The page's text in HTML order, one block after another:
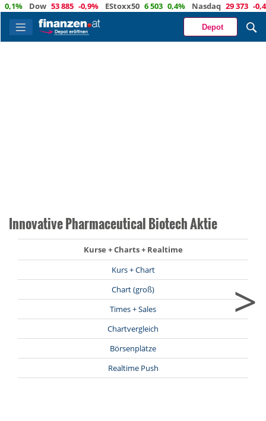
Dow 53 885 -0,9% EStoxx50 6 503 0,4% Nasdaq 29 373 -0,4%
Depot
Innovative Pharmaceutical Biotech Aktie
Kurse + Charts + Realtime
Kurs + Chart
Chart (groß)
Times + Sales
Chartvergleich
Börsenplätze
Realtime Push
>